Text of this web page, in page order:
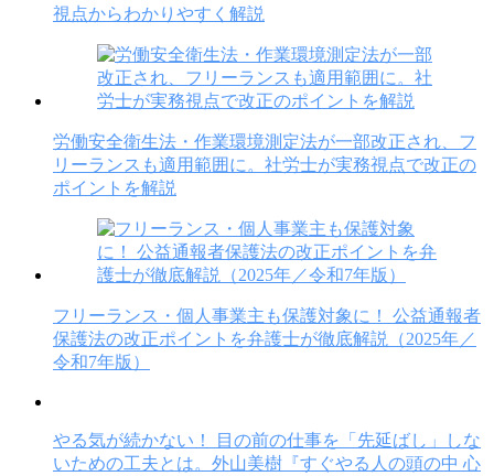
視点からわかりやすく解説
労働安全衛生法・作業環境測定法が一部改正され、フ
リーランスも適用範囲に。社労士が実務視点で改正の
ポイントを解説
フリーランス・個人事業主も保護対象に！ 公益通報者
保護法の改正ポイントを弁護士が徹底解説（2025年／
令和7年版）
やる気が続かない！ 目の前の仕事を「先延ばし」しな
いための工夫とは。外山美樹『すぐやる人の頭の中 心